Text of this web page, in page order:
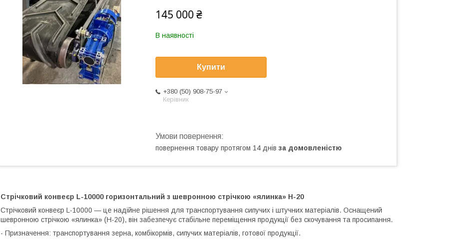
145 000 ₴
В наявності
Купити
+380 (50) 908-75-97
Керівник
повернення товару протягом 14 днів за домовленістю
Стрічковий конвеєр L-10000 горизонтальний з шевронною стрічкою «ялинка» Н-20
Стрічковий конвеєр L-10000 — це надійне рішення для транспортування сипучих і штучних матеріалів. Оснащений
шевронною стрічкою «ялинка» (Н-20), він забезпечує стабільне переміщення продукції без скочування та просипання.
- Призначення: транспортування зерна, комбікормів, сипучих матеріалів, готової продукції.